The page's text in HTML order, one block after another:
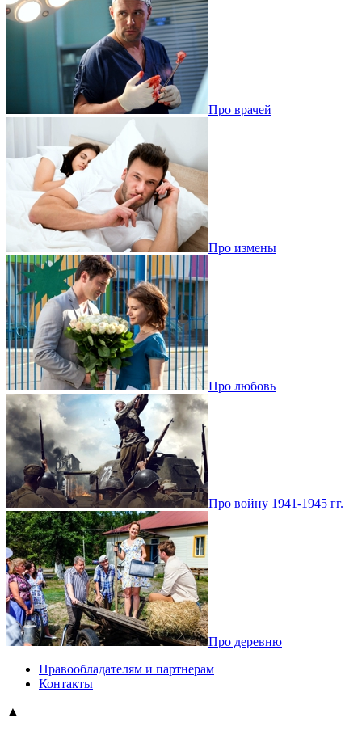
Про врачей
Про измены
Про любовь
Про войну 1941-1945 гг.
Про деревню
Правообладателям и партнерам
Контакты
▲